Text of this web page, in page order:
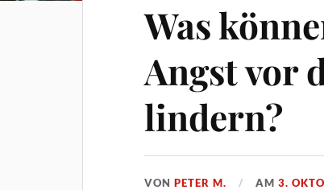
Was
Angst vor
lindern?
VONPETER M. AM3.